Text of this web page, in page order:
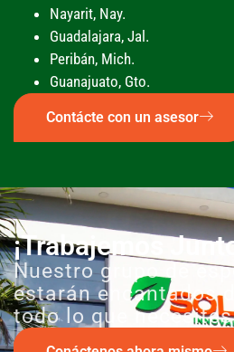
Nayarit, Nay.
Guadalajara, Jal.
Peribán, Mich.
Guanajuato, Gto.
Contácte con un asesor
¡Trabajemos
Nuestro grupo de
estarán encantados
todo lo que